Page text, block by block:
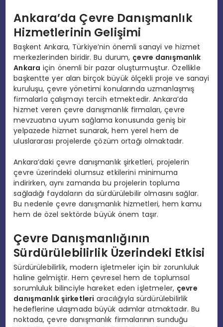
Ankara’da Çevre Danışmanlık
Hizmetlerinin Gelişimi
Başkent Ankara, Türkiye’nin önemli sanayi ve hizmet
merkezlerinden biridir. Bu durum, çevre danışmanlık
Ankara için önemli bir pazar oluşturmuştur. Özellikle
başkentte yer alan birçok büyük ölçekli proje ve sanayi
kuruluşu, çevre yönetimi konularında uzmanlaşmış
firmalarla çalışmayı tercih etmektedir. Ankara’da
hizmet veren çevre danışmanlık firmaları, çevre
mevzuatına uyum sağlama konusunda geniş bir
yelpazede hizmet sunarak, hem yerel hem de
uluslararası projelerde çözüm ortağı olmaktadır.
Ankara’daki çevre danışmanlık şirketleri, projelerin
çevre üzerindeki olumsuz etkilerini minimuma
indirirken, aynı zamanda bu projelerin topluma
sağladığı faydaların da sürdürülebilir olmasını sağlar.
Bu nedenle çevre danışmanlık hizmetleri, hem kamu
hem de özel sektörde büyük önem taşır.
Çevre Danışmanlığının
Sürdürülebilirlik Üzerindeki Etkisi
Sürdürülebilirlik, modern işletmeler için bir zorunluluk
haline gelmiştir. Hem çevresel hem de toplumsal
sorumluluk bilinciyle hareket eden işletmeler, çevre
danışmanlık şirketleri aracılığıyla sürdürülebilirlik
hedeflerine ulaşmada büyük adımlar atmaktadır. Bu
noktada, çevre danışmanlık firmalarının sunduğu